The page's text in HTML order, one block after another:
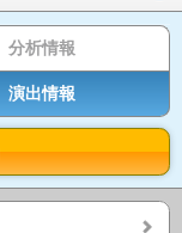
分析情報
演出情報